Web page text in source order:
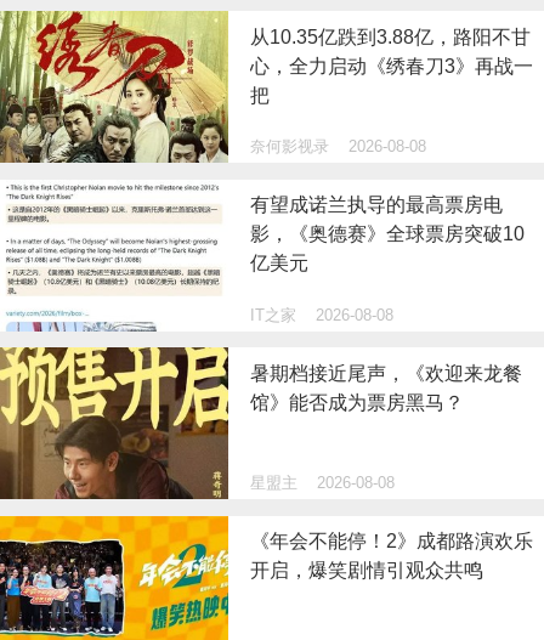
从10.35亿跌到3.88亿，路阳不甘
心，全力启动《绣春刀3》再战一
把
奈何影视录 2026-08-08
有望成诺兰执导的最高票房电
影，《奥德赛》全球票房突破10
亿美元
IT之家 2026-08-08
暑期档接近尾声，《欢迎来龙餐
馆》能否成为票房黑马？
星盟主 2026-08-08
《年会不能停！2》成都路演欢乐
开启，爆笑剧情引观众共鸣